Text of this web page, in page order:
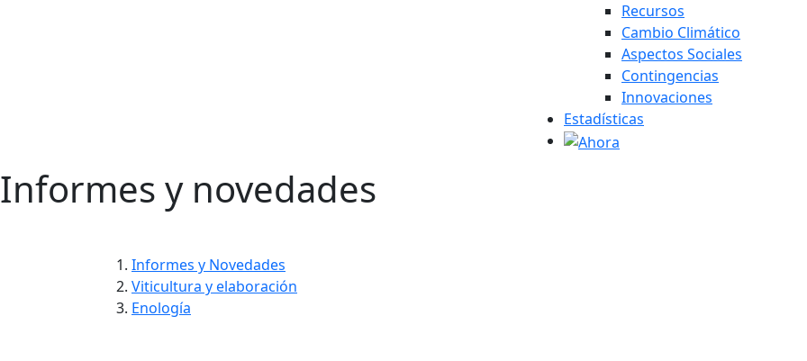
Recursos
Cambio Climático
Aspectos Sociales
Contingencias
Innovaciones
Estadísticas
Ir
al
Informes y novedades
Informes y Novedades
Viticultura y elaboración
Enología